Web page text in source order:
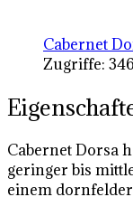
Cabernet
Zugriffe:
Cabernet Dorsa
geringer bis
einem